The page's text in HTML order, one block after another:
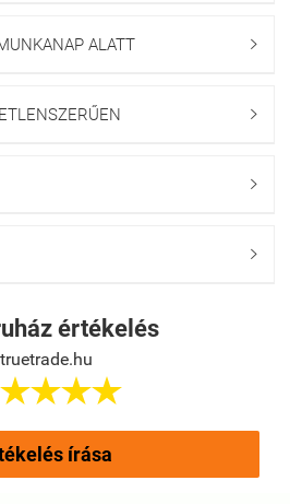
ALATT 



értékelés
truetrade.hu

írása